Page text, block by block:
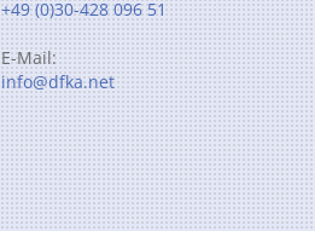
+49 (0)30-428 096 51
E-Mail:
info@dfka.net